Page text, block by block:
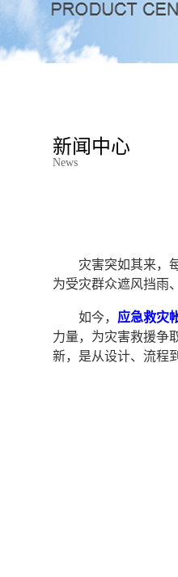
新闻中心
News
灾害突如其来，
为受灾群众遮风挡雨
如今， 应急救灾
力量，为灾害救援争
新，是从设计、流程